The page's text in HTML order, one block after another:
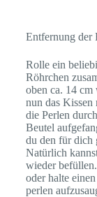
Entfernung der
Rolle ein
Röhrchen
oben ca. 14
nun das
die Perlen
Beutel
du den für dich
Natürlich
wieder
oder halte
perlen